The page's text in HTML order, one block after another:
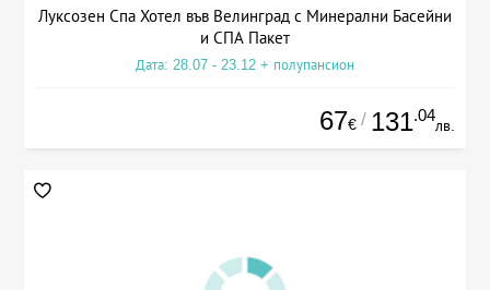
Луксозен Спа Хотел във Велинград с Минерални Басейни
и СПА Пакет
Дата: 28.07 - 23.12 + полупансион
67€ / 131.04
лв.